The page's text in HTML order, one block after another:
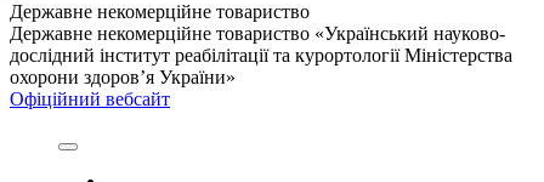
Державне некомерційне товариство
Державне некомерційне товариство «Український науково-
дослідний інститут реабілітації та курортології Міністерства
охорони здоров’я України»
Офіційний вебсайт